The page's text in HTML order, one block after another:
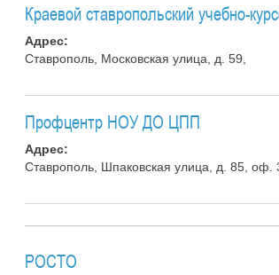
Краевой ставропольский учебно-
Адрес:
Ставрополь, Московская улица, д. 59,
Профцентр НОУ ДО ЦПП
Адрес:
Ставрополь, Шпаковская улица, д. 85, оф.
РОСТО